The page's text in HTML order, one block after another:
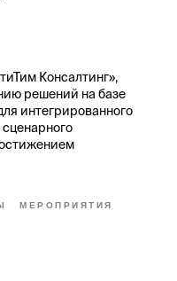
Консалтинг»,
решений на базе
интегрированного
МЕРОПРИЯТИЯ